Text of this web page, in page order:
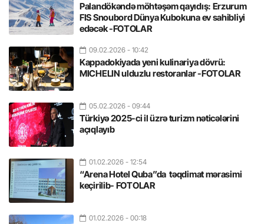
Palandökəndə möhtəşəm qayıdış: Erzurum
FIS Snoubord Dünya Kubokuna ev sahibliyi
edəcək -FOTOLAR
09.02.2026 - 10:42
Kappadokiyada yeni kulinariya dövrü:
MICHELIN ulduzlu restoranlar -FOTOLAR
05.02.2026 - 09:44
Türkiyə 2025-ci il üzrə turizm nəticələrini
açıqlayıb
01.02.2026 - 12:54
“Arena Hotel Quba”da təqdimat mərasimi
keçirilib- FOTOLAR
01.02.2026 - 00:18